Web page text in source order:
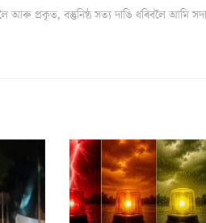
আৰু প্ৰকৃত, বস্তুনিষ্ঠ সত্য দাঙি ধৰিবলৈ আমি